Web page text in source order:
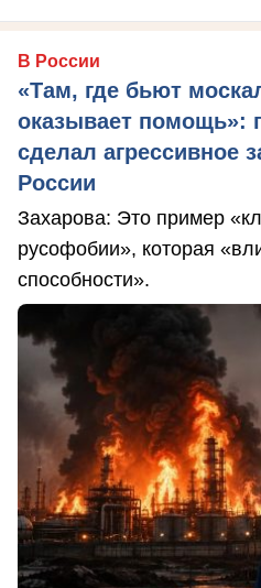
В России
«Там, где бьют
оказывает помощь»:
сделал агрессивное
России
Захарова: Это пример
русофобии», которая
способности».